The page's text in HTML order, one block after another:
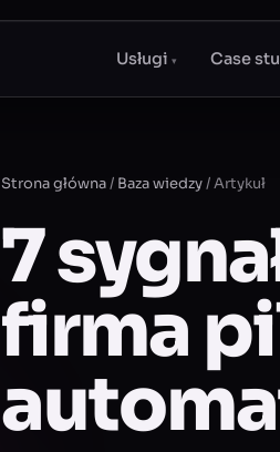
Usługi▾ Case
Strona główna/ Baza wiedzy/Artykuł
7
firma